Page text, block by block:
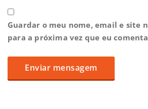
Guardar o meu nome, email e site
para a próxima vez que eu